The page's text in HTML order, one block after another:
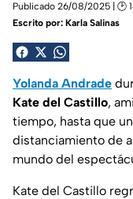
Publicado 26/08/2025 | 🕑
Escrito por: Karla Salinas
Yolanda Andrade
Kate del Castillo,
tiempo, hasta que
distanciamiento de
mundo del
Kate del Castillo